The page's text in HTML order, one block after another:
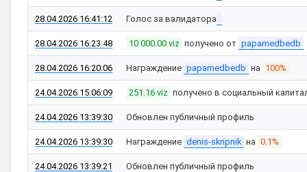
28.04.2026 16:41:12 Голос за валидатора
28.04.2026 16:23:48 10 000.00 viz получено от papamedbedb
28.04.2026 16:20:06 Награждение papamedbedb на 100%
24.04.2026 15:06:09 251.16 viz получено в социальный
24.04.2026 13:39:30 Обновлен публичный профиль
24.04.2026 13:39:30 Награждение denis-skripnik на 0.1%
24.04.2026 13:39:21 Обновлен публичный профиль